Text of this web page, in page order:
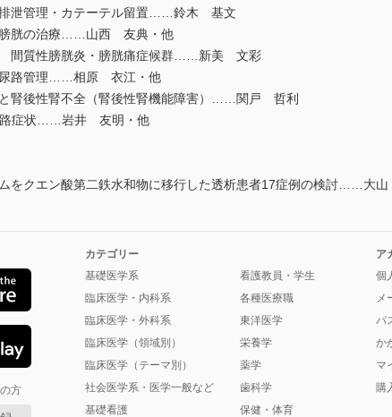
泄管理・カテーテル留置……鈴木 基文
胱の治療……山西 友典・他
間質性膀胱炎・膀胱痛症候群……新美 文彩
路管理……相原 衣江・他
腎後性腎不全（腎後性腎機能障害）……関戸 哲利
症状……岩井 友明・他
をクエン酸第二鉄水和物に移行した透析患者17症例の検討……大
方
カテゴリー
基礎医学系
臨床医学・内科系
臨床医学・外科系
臨床医学（領域別）
臨床医学（テーマ別）
社会医学系・医学一般など
基礎看護
看護教員・学生
各種医療職
東洋医学
栄養学
薬学
歯科学
保健・体育
ア
個
メ
パ
か
マ
購